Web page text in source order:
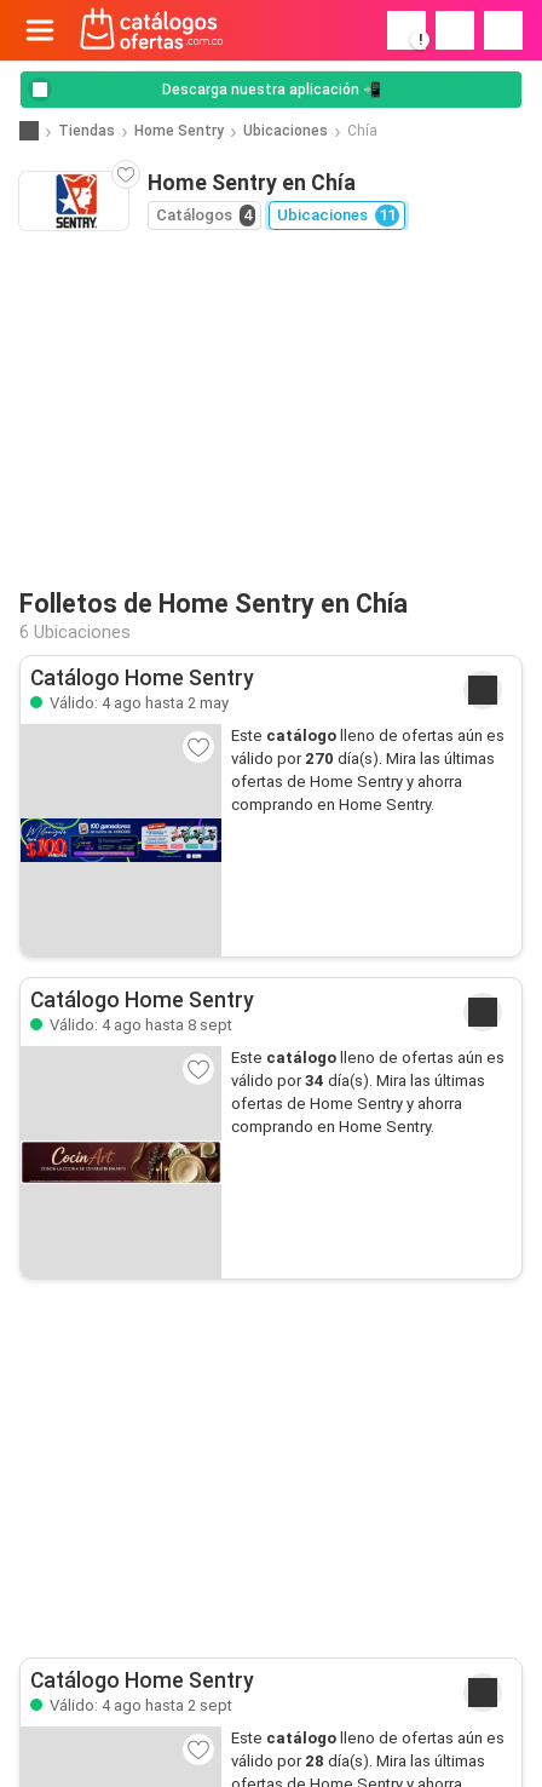
!
Descarga nuestra aplicación 📲
Tiendas Home Sentry Ubicaciones Chía
Home Sentry en Chía
Catálogos 4 Ubicaciones 11
Folletos de Home Sentry en Chía
6 Ubicaciones
Catálogo Home Sentry
Válido: 4 ago hasta 2 may
Este catálogolleno de ofertas aún es
válido por 270 día(s). Mira las últimas
ofertas de Home Sentry y ahorra
comprando en Home Sentry.
Catálogo Home Sentry
Válido: 4 ago hasta 8 sept
Este catálogolleno de ofertas aún es
válido por34 día(s). Mira las últimas
ofertas de Home Sentry y ahorra
comprando en Home Sentry.
Catálogo Home Sentry
Válido: 4 ago hasta 2 sept
Este catálogolleno de ofertas aún es
válido por 28 día(s). Mira las últimas